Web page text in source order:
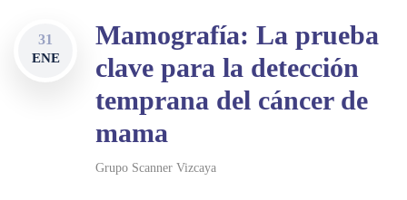
31
ENE
Mamografía: La prueba
clave para la detección
temprana del cáncer de
mama
Grupo Scanner Vizcaya